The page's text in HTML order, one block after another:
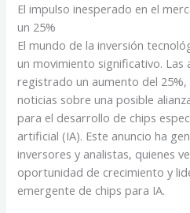
El impulso inesperado en el
un 25%
El mundo de la inversión
un movimiento significativo. Las
registrado un aumento del
noticias sobre una posible
para el desarrollo de chips
artificial (IA). Este anuncio ha
inversores y analistas, quienes
oportunidad de crecimiento y
emergente de chips para IA.